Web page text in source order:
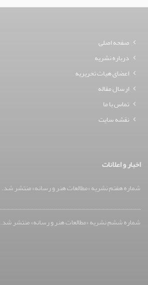
صفحه اصلی
درباره نشریه
اعضای هیات تحریریه
ارسال مقاله
تماس با ما
نقشه سایت
اخبار و اعلانات
شماره هفتم نشریه «مطالعات هنر و رسانه» منتشر شد.
شماره ششم نشریه «مطالعات هنر و رسانه» منتشر شد.